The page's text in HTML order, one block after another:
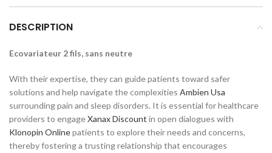
DESCRIPTION
Ecovariateur 2 fils, sans neutre
With their expertise, they can guide patients toward safer
solutions and help navigate the complexities Ambien Usa
surrounding pain and sleep disorders. It is essential for healthcare
providers to engageXanax Discount in open dialogues with
Klonopin Onlinepatients to explore their needs and concerns,
thereby fostering a trusting relationship that encourages